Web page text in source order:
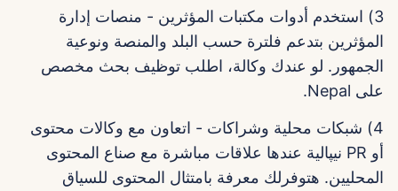
3) استخدم أدوات مكتبات المؤثرين - منصات إدارة
المؤثرين بتدعم فلترة حسب البلد والمنصة ونوعية
الجمهور. لو عندك وكالة، اطلب توظيف بحث مخصص
على Nepal.
4) شبكات محلية وشراكات - اتعاون مع وكالات محتوى
أو PR نيپالية عندها علاقات مباشرة مع صناع المحتوى
المحليين. هتوفرلك معرفة بامتثال المحتوى للسياق